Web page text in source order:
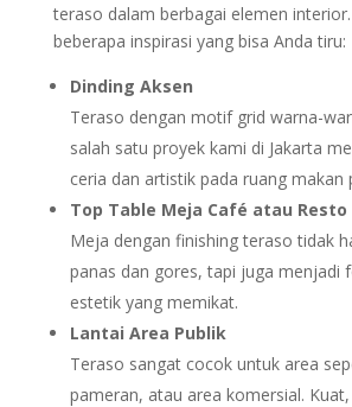
teraso dalam berbagai elemen
beberapa inspirasi yang bisa Anda tiru:
Dinding Aksen
Teraso dengan motif grid warna-
salah satu proyek kami di Jakarta
ceria dan artistik pada ruang makan
Top Table Meja Café atau Resto
Meja dengan finishing teraso tidak
panas dan gores, tapi juga menjadi
estetik yang memikat.
Lantai Area Publik
Teraso sangat cocok untuk area
pameran, atau area komersial.